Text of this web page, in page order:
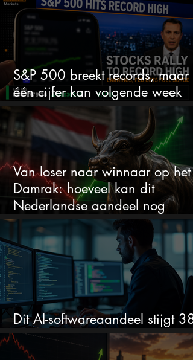
S&P 500 breekt records, maar
één cijfer kan volgende week
alles veranderen
Van loser naar winnaar op het
Damrak: hoeveel kan dit
Nederlandse aandeel nog
stijgen?
Dit AI-softwareaandeel stijgt
en zet de SaaS-crash op zijn